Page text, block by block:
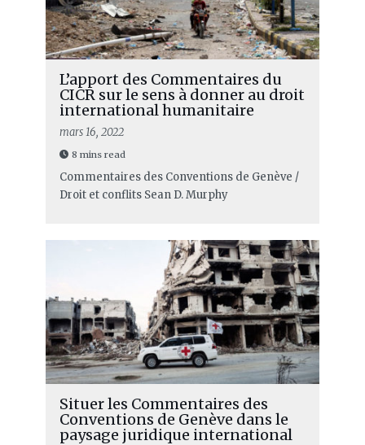
L’apport des Commentaires du
CICR sur le sens à donner au droit
international humanitaire
mars 16, 2022
8 mins read
Commentaires des Conventions de Genève /
Droit et conflits Sean D. Murphy
Situer les Commentaires des
Conventions de Genève dans le
paysage juridique international